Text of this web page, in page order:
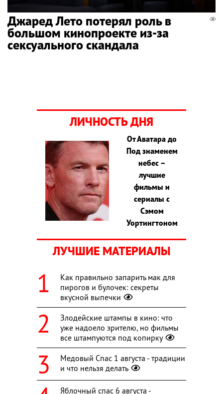
Джаред Лето потерял роль в
большом кинопроекте из-за
сексуального скандала
ЛИЧНОСТЬ ДНЯ
От Аватара до
Под знаменем
небес –
лучшие
фильмы и
сериалы с
Сэмом
Уортингтоном
ЛУЧШИЕ МАТЕРИАЛЫ
Как правильно запарить мак для
пирогов и булочек: секреты
вкусной выпечки
Злодейские штампы в кино: что
уже надоело зрителю, но фильмы
все штампуются под копирку
Медовый Спас 1 августа - традиции
и что нельзя делать
Яблочный спас 6 августа -